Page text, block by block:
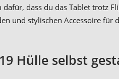
dass du das Tablet trotz
und stylischen Accessoire für
Hülle selbst